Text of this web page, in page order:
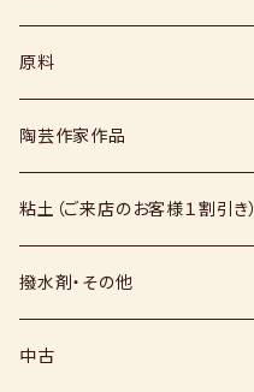
コテ
スポンジ
絵具
上絵具
下絵具
その他
粉末
液体
福島釉薬
原料
媒溶剤・調整剤等
長石
硅石
その他（土・泥等）
陶芸作家作品
上野焼
薪窯（高鶴淳一先生）
堀田窯
小石原焼
鶴見窯
高取焼
粘土（ご来店のお客様１割引き）
信楽白土
信楽赤土
撥水剤・その他
中古